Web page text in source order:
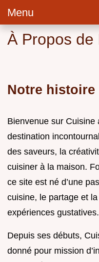
Menu
À Propos de
Notre histoire
Bienvenue sur Cuisine
destination
des saveurs, la
cuisiner à la maison.
ce site est né d’une
cuisine, le partage et
expériences gustatives.
Depuis ses débuts,
donné pour mission